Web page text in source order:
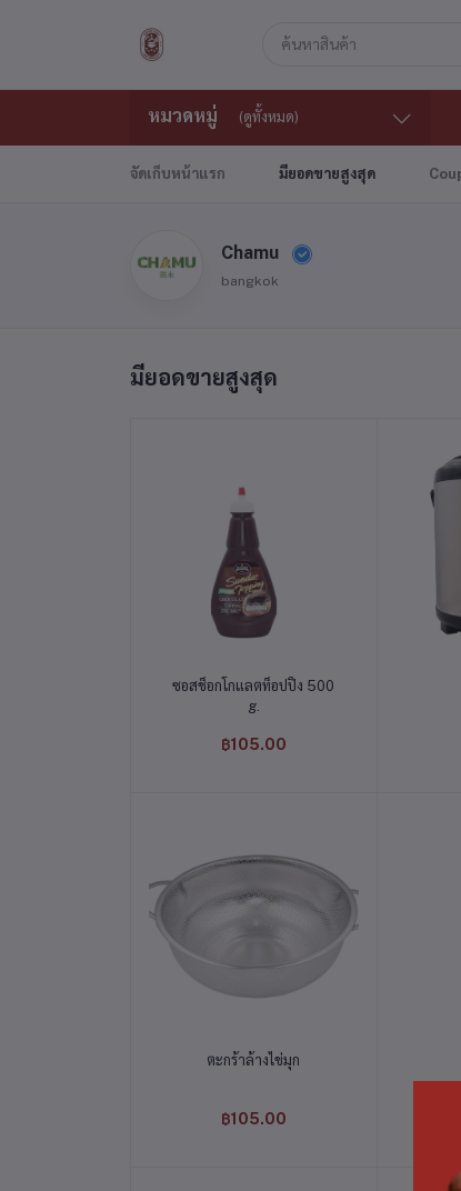
หมวดหมู่ (ดูทั้งหมด)
จัดเก็บหน้าแรก มียอดขายสูงสุด
Chamu
bangkok
มียอดขายสูงสุด
หยิบใส่ตะกร้า
ซอสช็อกโกแลตท็อปปิ้ง 500
g.
฿105.00
หยิบใส่ตะกร้า
ตะกร้าล้างไข่มุก
฿105.00